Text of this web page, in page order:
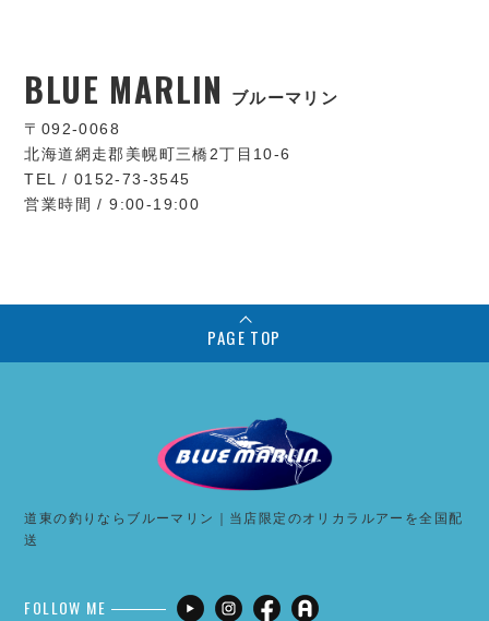
BLUE MARLIN ブルーマリン
〒092-0068
北海道網走郡美幌町三橋2丁目10-6
TEL / 0152-73-3545
営業時間 / 9:00-19:00
PAGE TOP
道東の釣りならブルーマリン｜当店限定のオリカラルアーを全国配
送
FOLLOW ME